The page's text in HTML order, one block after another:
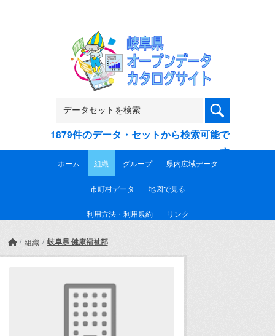
1879件のデータ・セットから検索可能で
す
ホーム 組織 グループ 県内広域データ
市町村データ 地図で見る
利用方法・利用規約 リンク
組織 岐阜県 健康福祉部